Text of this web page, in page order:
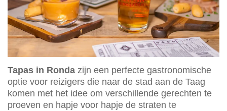
Tapas in Ronda zijn een perfecte gastronomische
optie voor reizigers die naar de stad aan de Taag
komen met het idee om verschillende gerechten te
proeven en hapje voor hapje de straten te